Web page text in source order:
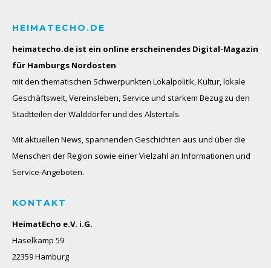
HEIMATECHO.DE
heimatecho.de ist ein online erscheinendes Digital-Magazin
für Hamburgs Nordosten
mit den thematischen Schwerpunkten Lokalpolitik, Kultur, lokale
Geschäftswelt, Vereinsleben, Service und starkem Bezug zu den
Stadtteilen der Walddörfer und des Alstertals.
Mit aktuellen News, spannenden Geschichten aus und über die
Menschen der Region sowie einer Vielzahl an Informationen und
Service-Angeboten.
KONTAKT
HeimatEcho e.V. i.G.
Haselkamp 59
22359 Hamburg